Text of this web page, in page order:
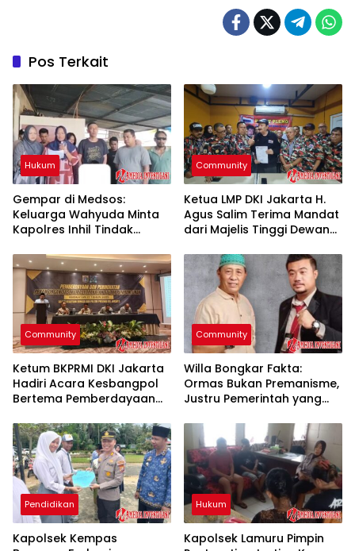
Pos Terkait
Hukum
Gempar di Medsos:
Keluarga Wahyuda Minta
Kapolres Inhil Tindak
Community
Ketua LMP DKI Jakarta H.
Agus Salim Terima Mandat
dari Majelis Tinggi Dewan
Community
Ketum BKPRMI DKI Jakarta
Hadiri Acara Kesbangpol
Bertema Pemberdayaan
Community
Willa Bongkar Fakta:
Ormas Bukan Premanisme,
Justru Pemerintah yang
Rakyat
Pendidikan
Kapolsek Kempas
Hukum
Kapolsek Lamuru Pimpin